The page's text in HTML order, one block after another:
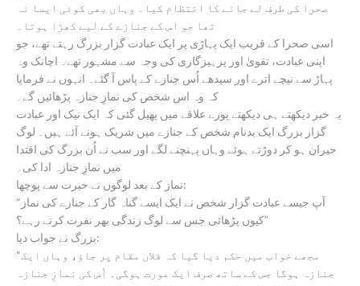
صحرا کی طرف لے جانے کا انتظام کیا۔ وہاں بھی کوئی ایسا نہ
تھا جو اس کے جنازے کے لیے کھڑا ہوتا۔
اسی صحرا کے قریب ایک پہاڑی پر ایک عبادت گزار بزرگ رہتے تھے، جو
اپنی عبادت، تقویٰ اور پرہیزگاری کی وجہ سے مشہور تھے۔ اچانک وہ
پہاڑ سے نیچے اترے اور سیدھے اُس جنازے کے پاس آ گئے۔ انہوں نے فرمایا
کہ وہ اس شخص کی نمازِ جنازہ پڑھائیں گے۔
یہ خبر دیکھتے ہی دیکھتے پورے علاقے میں پھیل گئی کہ ایک نیک اور عبادت
گزار بزرگ ایک بدنام شخص کے جنازے میں شریک ہونے آئے ہیں۔ لوگ
حیران ہو کر دوڑتے ہوئے وہاں پہنچنے لگے اور سب نے اُن بزرگ کی اقتدا
میں نمازِ جنازہ ادا کی۔
نماز کے بعد لوگوں نے حیرت سے پوچھا:
“آپ جیسے عبادت گزار شخص نے ایک ایسے گناہ گار کے جنازے کی نماز
کیوں پڑھائی جس سے لوگ زندگی بھر نفرت کرتے رہے؟”
بزرگ نے جواب دیا:
“مجھے خواب میں حکم دیا گیا کہ فلاں مقام پر جاؤ، وہاں ایک
جنازہ ہوگا جس کے ساتھ صرف ایک عورت ہوگی۔ اُس کی نمازِ جنازہ